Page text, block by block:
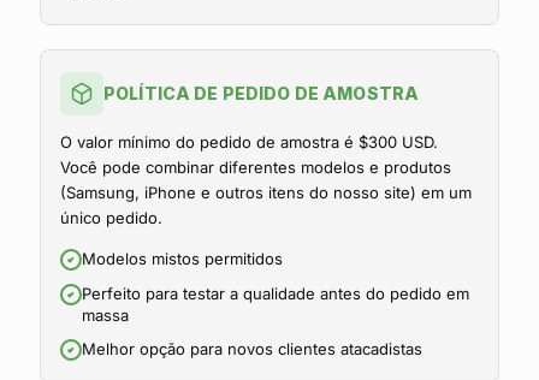
POLÍTICA DE PEDIDO DE AMOSTRA
O valor mínimo do pedido de amostra é $300 USD.
Você pode combinar diferentes modelos e produtos
(Samsung, iPhone e outros itens do nosso site) em um
único pedido.
Modelos mistos permitidos
Perfeito para testar a qualidade antes do pedido em
massa
Melhor opção para novos clientes atacadistas